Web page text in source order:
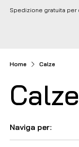
Spedizione gratuita per
Home Calze
Calze
Naviga per: